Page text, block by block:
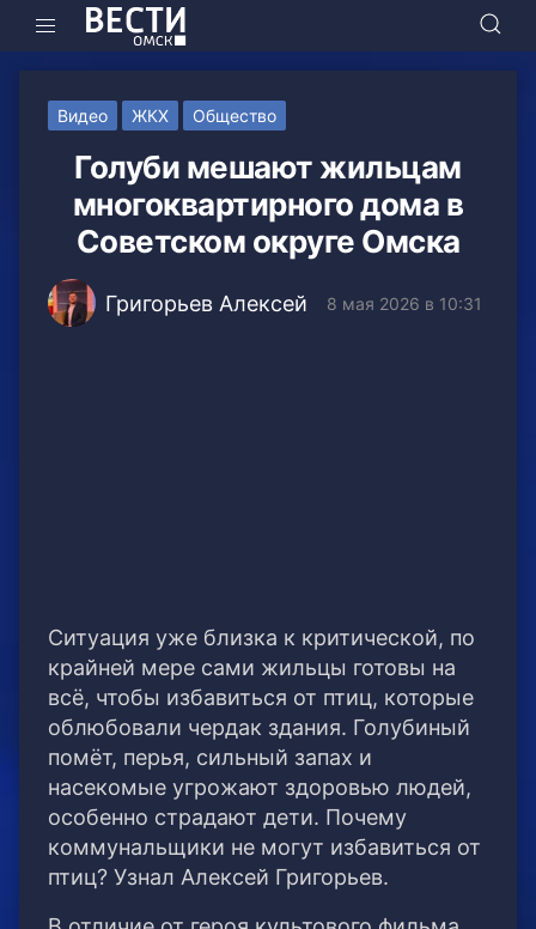
Видео ЖКХ Общество
Голуби мешают жильцам
многоквартирного дома в
Советском округе Омска
Григорьев Алексей 8 мая 2026 в 10:31
Ситуация уже близка к критической, по
крайней мере сами жильцы готовы на
всё, чтобы избавиться от птиц, которые
облюбовали чердак здания. Голубиный
помёт, перья, сильный запах и
насекомые угрожают здоровью людей,
особенно страдают дети. Почему
коммунальщики не могут избавиться от
птиц? Узнал Алексей Григорьев.